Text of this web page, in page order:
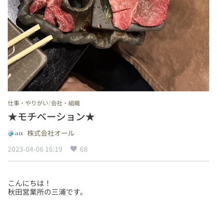
仕事・やりがい/会社・組織
★モチベーション★
株式会社オール
2023-04-06 16:19
68
こんにちは！